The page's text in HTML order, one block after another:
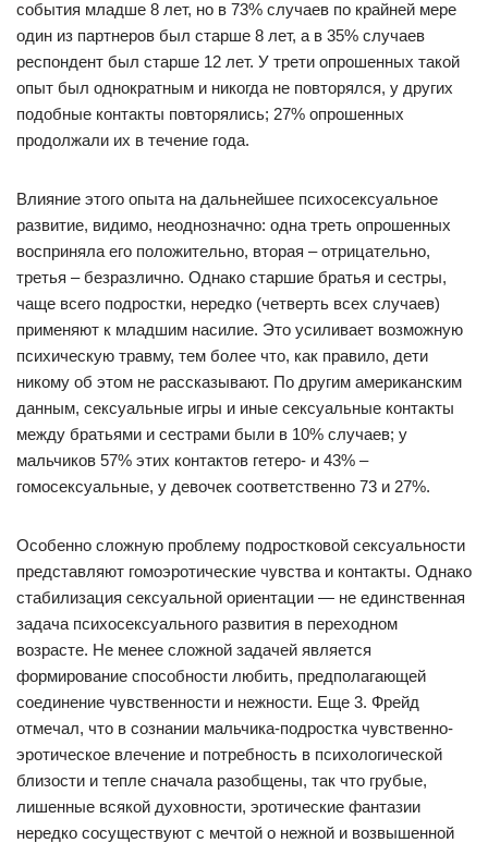
события младше 8 лет, но в 73% случаев по крайней мере
один из партнеров был старше 8 лет, а в 35% случаев
респондент был старше 12 лет. У трети опрошенных такой
опыт был однократным и никогда не повторялся, у других
подобные контакты повторялись; 27% опрошенных
продолжали их в течение года.
Влияние этого опыта на дальнейшее психосексуальное
развитие, видимо, неоднозначно: одна треть опрошенных
восприняла его положительно, вторая – отрицательно,
третья – безразлично. Однако старшие братья и сестры,
чаще всего подростки, нередко (четверть всех случаев)
применяют к младшим насилие. Это усиливает возможную
психическую травму, тем более что, как правило, дети
никому об этом не рассказывают. По другим американским
данным, сексуальные игры и иные сексуальные контакты
между братьями и сестрами были в 10% случаев; у
мальчиков 57% этих контактов гетеро- и 43% –
гомосексуальные, у девочек соответственно 73 и 27%.
Особенно сложную проблему подростковой сексуальности
представляют гомоэротические чувства и контакты. Однако
стабилизация сексуальной ориентации — не единственная
задача психосексуального развития в переходном
возрасте. Не менее сложной задачей является
формирование способности любить, предполагающей
соединение чувственности и нежности. Еще 3. Фрейд
отмечал, что в сознании мальчика-подростка чувственно-
эротическое влечение и потребность в психологической
близости и тепле сначала разобщены, так что грубые,
лишенные всякой духовности, эротические фантазии
нередко сосуществуют с мечтой о нежной и возвышенной